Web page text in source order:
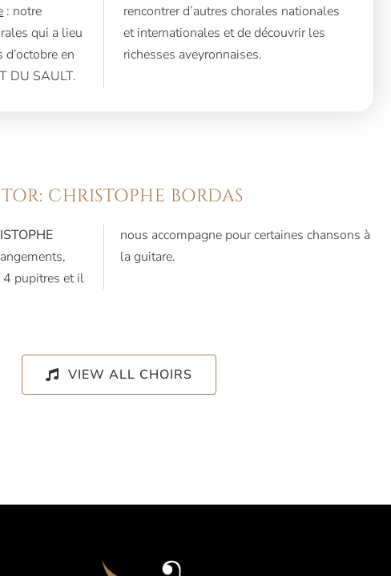
: notre
qui a lieu
en
DU SAULT.
rencontrer d’autres chorales nationales
et internationales et de découvrir les
richesses aveyronnaises.
CHRISTOPHE BORDAS
4 pupitres et il
nous accompagne pour certaines chansons à
la guitare.
VIEW ALL CHOIRS